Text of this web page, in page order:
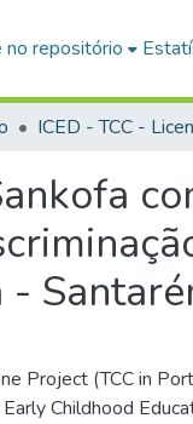
no repositório
-
Project (TCC in
Childhood